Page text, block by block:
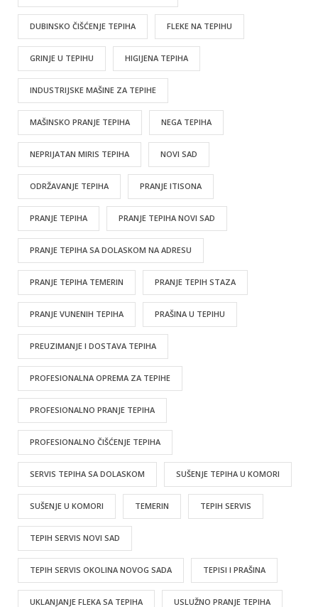
DUBINSKO ČIŠĆENJE TEPIHA FLEKE NA TEPIHU
GRINJE U TEPIHU HIGIJENA TEPIHA
INDUSTRIJSKE MAŠINE ZA TEPIHE
MAŠINSKO PRANJE TEPIHA NEGA TEPIHA
NEPRIJATAN MIRIS TEPIHA NOVI SAD
ODRŽAVANJE TEPIHA PRANJE ITISONA
PRANJE TEPIHA PRANJE TEPIHA NOVI SAD
PRANJE TEPIHA SA DOLASKOM NA ADRESU
PRANJE TEPIHA TEMERIN PRANJE TEPIH STAZA
PRANJE VUNENIH TEPIHA PRAŠINA U TEPIHU
PREUZIMANJE I DOSTAVA TEPIHA
PROFESIONALNA OPREMA ZA TEPIHE
PROFESIONALNO PRANJE TEPIHA
PROFESIONALNO ČIŠĆENJE TEPIHA
SERVIS TEPIHA SA DOLASKOM SUŠENJE TEPIHA U KOMORI
SUŠENJE U KOMORI TEMERIN TEPIH SERVIS
TEPIH SERVIS NOVI SAD
TEPIH SERVIS OKOLINA NOVOG SADA TEPISI I PRAŠINA
UKLANJANJE FLEKA SA TEPIHA USLUŽNO PRANJE TEPIHA